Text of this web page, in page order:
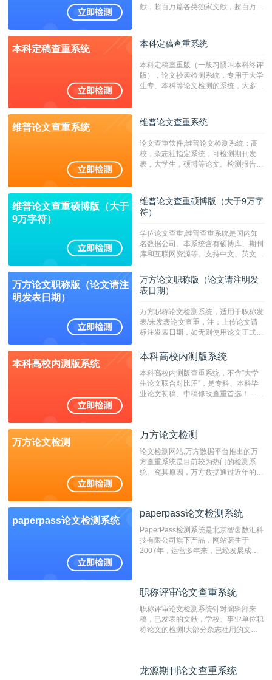
献，超百万篇各类独家文献，超百万港
校用来检测硕博论文的系统，检测范围
广，数据来源真实，检测算法合理!本
字符数30万）
本科定稿查重系统 本科定稿查重系统
本科定稿查重版（一般习惯叫本科终评
版），论文抄袭检测系统，专用于大学
生专、本科等论文检测的系统，大多数
维普论文查重系统 维普论文查重系统
论文查重软件,维普论文检测系统：高
校，杂志社指定系统，可检测期刊发
表，大学生，硕博等论文。检测报告支
维普论文查重硕博版（大于
9万字符）
维普论文查重硕博版（大于9万字
符）
学位论文查重,维普查重系统是国内知
名数据公司。本系统含有硕博库、期刊
库和互联网资源等。支持中文、英文、
定院校！！！
万方论文职称版（论文请注
明发表日期）
万方论文职称版（论文请注明发
表日期）
万方职称论文检测系统，适用于职称发
表/未发表论文查重，注：上传论文请
标注发表日期，如无则使用论文正式发
成时间作为发表日期。
本科高校内测版系统
本科高校内测版系统
本科高校内测版查重系统，不含”大学
生论文联合对比库“，是专科、本科毕
业论文初稿、中稿修改查重首选！——
万方论文检测
万方论文检测
论文检测网站,万方数据平台推出的万
方查重系统是目前较为热门的检测系
统。究其原因，万方数据通过近年的发
非。其次，相对于知网而言，万方检测
重的推荐系统。
paperpass论文检测系统
paperpass论文检测系统
PaperPass检测系统是北京智齿数汇科
技有限公司旗下产品，网站诞生于
2007年，运营多年来，已经发展成为
检测速度快、精度高，市场反映良好。
职称评审论文查重系统
职称评审论文检测系统针对编辑部来
稿，已发表的文献，学校、事业单位职
称论文的检测!大部分杂志社用的文献
编辑部检测来稿和已发表的文献,检测
龙源期刊论文查重系统